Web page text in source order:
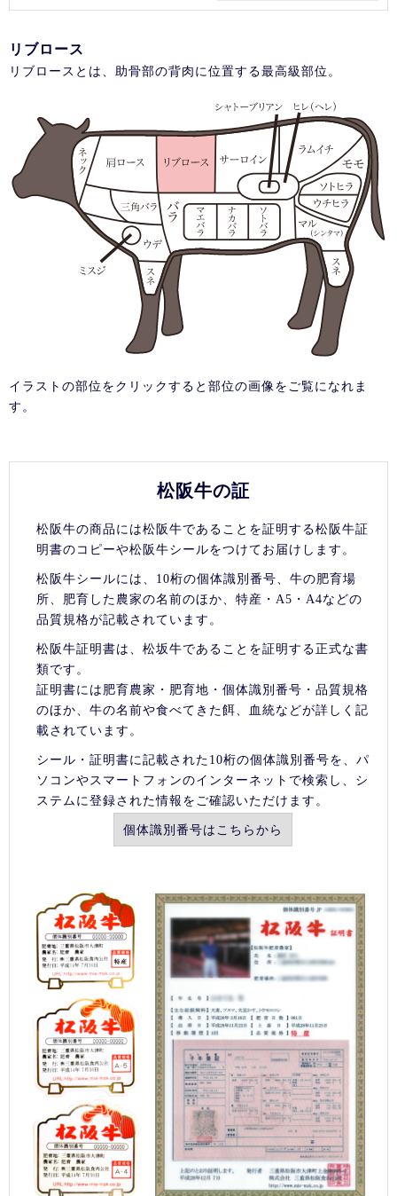
リブロース
リブロースとは、助骨部の背肉に位置する最高級部位。
イラストの部位をクリックすると部位の画像をご覧になれま
す。
松阪牛の証
松阪牛の商品には松阪牛であることを証明する松阪牛証
明書のコピーや松阪牛シールをつけてお届けします。
松阪牛シールには、10桁の個体識別番号、牛の肥育場
所、肥育した農家の名前のほか、特産・A5・A4などの
品質規格が記載されています。
松阪牛証明書は、松坂牛であることを証明する正式な書
類です。
証明書には肥育農家・肥育地・個体識別番号・品質規格
のほか、牛の名前や食べてきた餌、血統などが詳しく記
載されています。
シール・証明書に記載された10桁の個体識別番号を、パ
ソコンやスマートフォンのインターネットで検索し、シ
ステムに登録された情報をご確認いただけます。
個体識別番号はこちらから